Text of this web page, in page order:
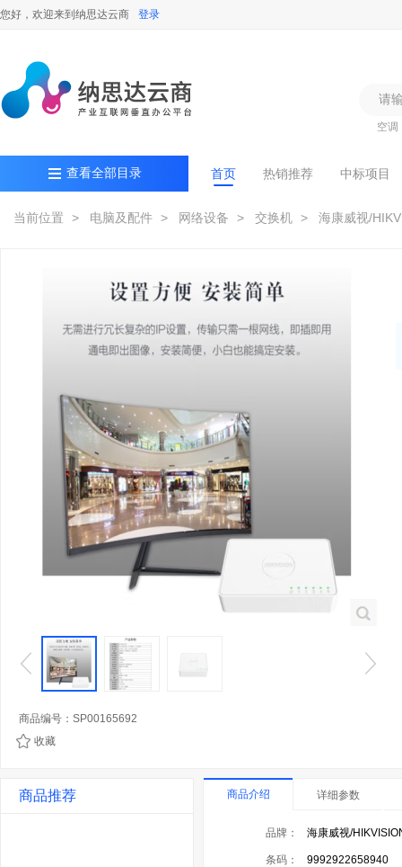
您好，欢迎来到纳思达云商 登录
空调
查看全部目录 首页 热销推荐 中标项目
当前位置 > 电脑及配件 > 网络设备 > 交换机 > 海康威视/
商品编号：SP00165692
收藏
商品推荐 商品介绍 详细参数
品牌： 海康威视/
条码： 9992922658940